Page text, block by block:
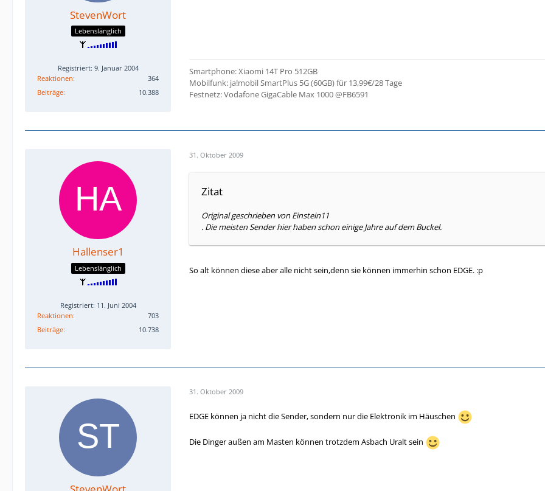
StevenWort
Lebenslänglich
Registriert: 9. Januar 2004
Reaktionen
364
Beiträge
10.388
Smartphone: Xiaomi 14T Pro 512GB
Mobilfunk: ja!mobil SmartPlus 5G (60GB) für 13,99€/28 Tage
Festnetz: Vodafone GigaCable Max 1000 @FB6591
Hallenser1
Lebenslänglich
Registriert: 11. Juni 2004
Reaktionen
703
Beiträge
10.738
31. Oktober 2009
Zitat
Original geschrieben von Einstein11
. Die meisten Sender hier haben schon einige Jahre auf dem Buckel.
So alt können diese aber alle nicht sein,denn sie können immerhin schon EDGE. :p
31. Oktober 2009
EDGE können ja nicht die Sender, sondern nur die Elektronik im Häuschen
Die Dinger außen am Masten können trotzdem Asbach Uralt sein